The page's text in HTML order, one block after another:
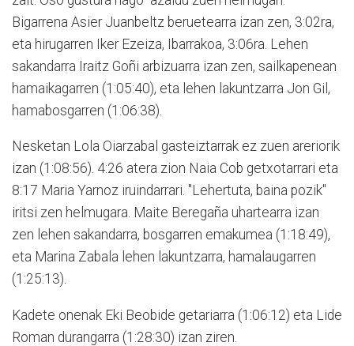
Bigarrena Asier Juanbeltz beruetearra izan zen, 3:02ra,
eta hirugarren Iker Ezeiza, Ibarrakoa, 3:06ra. Lehen
sakandarra Iraitz Goñi arbizuarra izan zen, sailkapenean
hamaikagarren (1:05:40), eta lehen lakuntzarra Jon Gil,
hamabosgarren (1:06:38).
Nesketan Lola Oiarzabal gasteiztarrak ez zuen areriorik
izan (1:08:56). 4:26 atera zion Naia Cob getxotarrari eta
8:17 Maria Yarnoz iruindarrari. "Lehertuta, baina pozik"
iritsi zen helmugara. Maite Beregaña uhartearra izan
zen lehen sakandarra, bosgarren emakumea (1:18:49),
eta Marina Zabala lehen lakuntzarra, hamalaugarren
(1:25:13).
Kadete onenak Eki Beobide getariarra (1:06:12) eta Lide
Roman durangarra (1:28:30) izan ziren.